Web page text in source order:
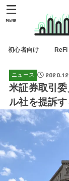
初心者向け
MENU
ニュース
米証券取引
ル社を提訴